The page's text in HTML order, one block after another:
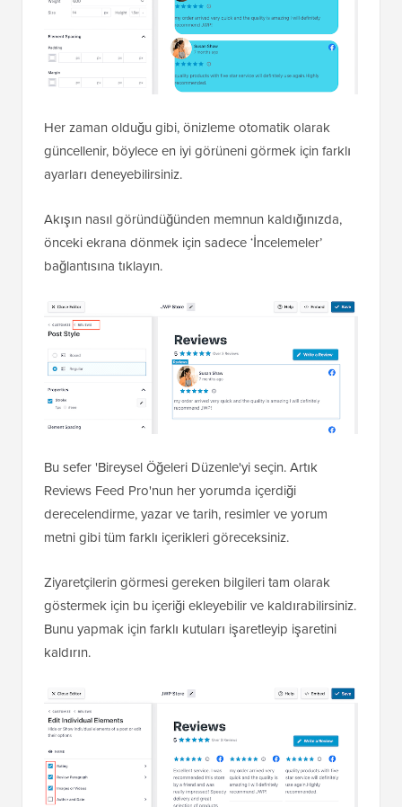
Her zaman olduğu gibi, önizleme otomatik olarak
güncellenir, böylece en iyi görüneni görmek için farklı
ayarları deneyebilirsiniz.
Akışın nasıl göründüğünden memnun kaldığınızda,
önceki ekrana dönmek için sadece ‘İncelemeler’
bağlantısına tıklayın.
Bu sefer 'Bireysel Öğeleri Düzenle'yi seçin. Artık
Reviews Feed Pro'nun her yorumda içerdiği
derecelendirme, yazar ve tarih, resimler ve yorum
metni gibi tüm farklı içerikleri göreceksiniz.
Ziyaretçilerin görmesi gereken bilgileri tam olarak
göstermek için bu içeriği ekleyebilir ve kaldırabilirsiniz.
Bunu yapmak için farklı kutuları işaretleyip işaretini
kaldırın.